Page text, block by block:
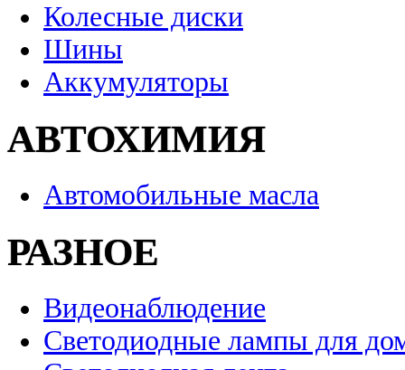
Колесные диски
Шины
Аккумуляторы
АВТОХИМИЯ
Автомобильные масла
РАЗНОЕ
Видеонаблюдение
Светодиодные лампы для